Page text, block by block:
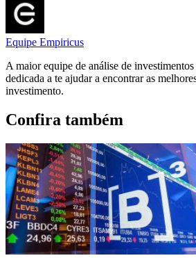
Equipe Empiricus
A maior equipe de análise de
dedicada a te ajudar a encontrar as
investimento.
Confira também